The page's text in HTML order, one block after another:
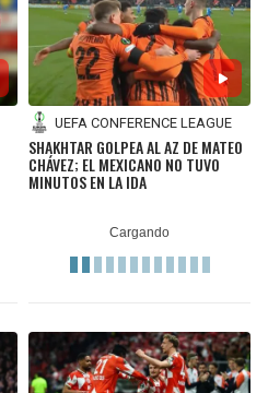
UEFA CONFERENCE LEAGUE
SHAKHTAR GOLPEA AL AZ DE MATEO
CHÁVEZ; EL MEXICANO NO TUVO
MINUTOS EN LA IDA